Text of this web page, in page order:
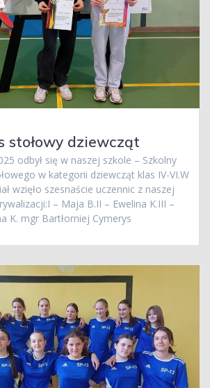
stołowy dziewcząt
odbył się w naszej szkole – Szkolny
w kategorii dziewcząt klas IV-VI.W
wzięło szesnaście uczennic z naszej
– Maja B.II – Ewelina K.III –
K. mgr Bartłomiej Cymerys